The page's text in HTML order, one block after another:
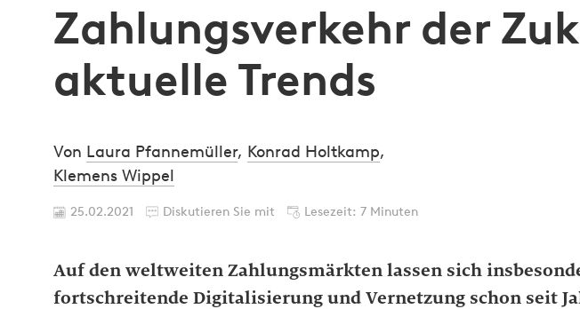
Zahlungsverkehr der
aktuelle Trends
Von Laura Pfannemüller, Konrad Holtkamp,
Klemens Wippel
25.02.2021 Diskutieren Sie mit Lesezeit: 7 Minuten
Auf den weltweiten Zahlungsmärkten lassen sich
fortschreitende Digitalisierung und Vernetzung schon seit